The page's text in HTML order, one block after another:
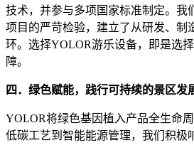
技术，并参与多项国家标准制定。我
项目的严苛检验，建立了从研发、制
环。选择YOLOR游乐设备，即是选
障。
四．绿色赋能，践行可持续的景区发
YOLOR将绿色基因植入产品全生命
低碳工艺到智能能源管理，我们积极